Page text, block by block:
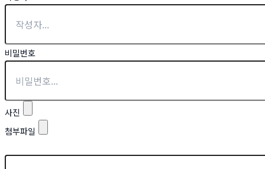
비밀번호
사진
첨부파일